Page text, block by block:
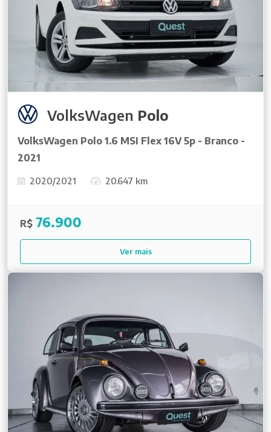
VolksWagen Polo
VolksWagen Polo 1.6 MSI Flex 16V 5p - Branco -
2021
2020/2021 20.647 km
R$ 76.900
Ver mais